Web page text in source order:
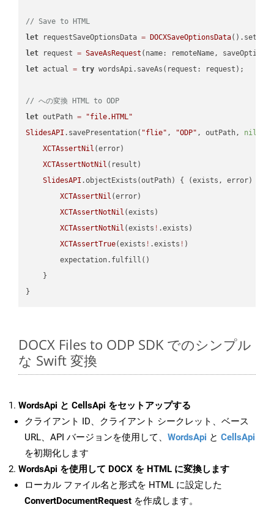
// Save to HTML
let requestSaveOptionsData = DOCXSaveOptionsData
let request = SaveAsRequest (name: remoteName,
let actual = try wordsApi.saveAs(request: request);
// への変換 HTML to ODP
let outPath =
"file.HTML"
SlidesAPI .savePresentation( "flie" , "ODP" , outPath, nil
XCTAssertNil (error)
XCTAssertNotNil (result)
SlidesAPI .objectExists(outPath) { (exists, error) ->
XCTAssertNil (error)
XCTAssertNotNil (exists)
XCTAssertNotNil (exists ! .exists)
XCTAssertTrue(exists ! .exists ! )
        expectation.fulfill()
    }
DOCX Files to ODP SDK でのシンプル
な Swift 変換
WordsApi と CellsApi をセットアップする
クライアント ID、クライアント シークレット、ベース
URL、API バージョンを使用して、 WordsApi と CellsApi
を初期化します
WordsApi を使用して DOCX を HTML に変換します
ローカル ファイル名と形式を HTML に設定した
ConvertDocumentRequest を作成します。